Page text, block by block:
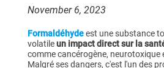
November 6, 2023
Formaldéhydeest une substance
volatileun impact direct sur la
comme cancérogène, neurotoxique
Malgré ses dangers, c'est l'un des